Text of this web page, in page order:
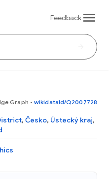
Feedback
Graph • wikidataId/Q2007728
, Česko, Ústecký kraj,